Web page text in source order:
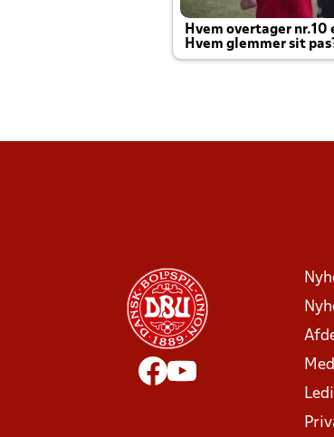
Hvem overtager nr.10
Hvem glemmer sit
Joachim altid til efter